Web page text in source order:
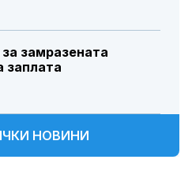
замразената
заплата
НОВИНИ